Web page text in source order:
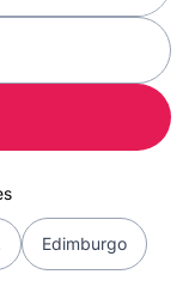
Edimburgo